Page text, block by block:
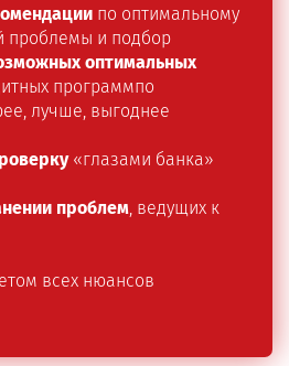
по оптимальному
и подбор
оптимальных
программпо
лучше, выгоднее
«глазами банка»
проблем, ведущих к
всех нюансов